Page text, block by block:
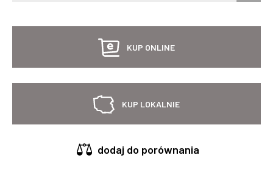
KUP ONLINE
KUP LOKALNIE
dodaj do porównania